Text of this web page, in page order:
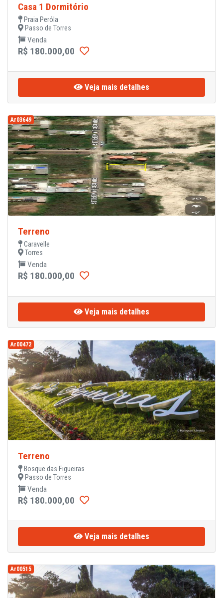
Casa 1 Dormitório
Praia Peróla
Passo de Torres
Venda
R$ 180.000,00
Veja mais detalhes
Ar03649
Terreno
Caravelle
Torres
Venda
R$ 180.000,00
Veja mais detalhes
Ar00472
Terreno
Bosque das Figueiras
Passo de Torres
Venda
R$ 180.000,00
Veja mais detalhes
Ar00515